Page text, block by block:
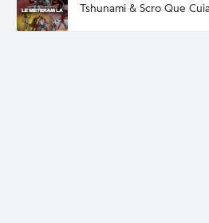
Tshunami & Scro Que